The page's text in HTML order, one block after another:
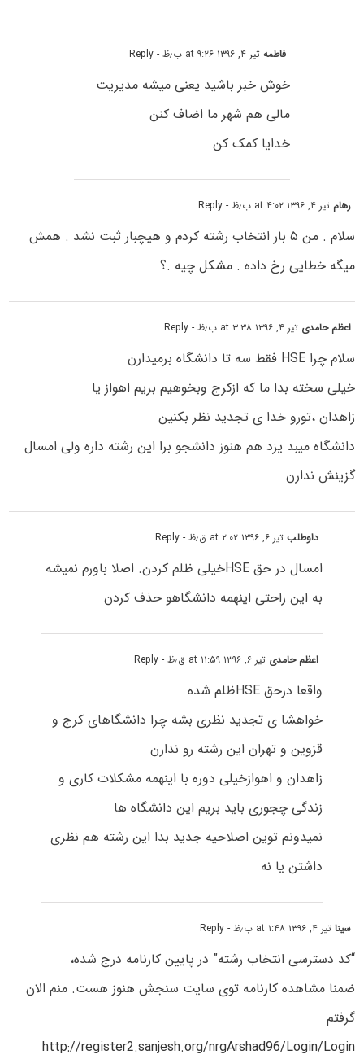
فاطمهتیر ۴, ۱۳۹۶ at ۹:۲۶ ب٫ظ - Reply
خوش خبر باشید یعنی میشه مدیریت
مالی هم شهر ما اضاف کنن
خدایا کمک کن
رهام تیر ۴, ۱۳۹۶ at ۴:۰۲ ب٫ظ - Reply
سلام . من ۵ بار انتخاب رشته کردم و هیچبار ثبت نشد . همش
میگه خطایی رخ داده . مشکل چیه .؟
اعظم حامدی تیر ۴, ۱۳۹۶ at ۳:۳۸ ب٫ظ - Reply
سلام چرا HSE فقط سه تا دانشگاه برمیدارن
خیلی سخته بدا ما که ازکرج وبخوهیم بریم اهواز یا
زاهدان ،تورو خدا ی تجدید نظر بکنین
دانشگاه میبد یزد هم هنوز دانشجو برا این رشته داره ولی امسال
گزینش ندارن
داوطلبتیر ۶, ۱۳۹۶ at ۲:۰۲ ق٫ظ - Reply
امسال در حق HSEخیلی ظلم کردن. اصلا باورم نمیشه
به این راحتی اینهمه دانشگاهو حذف کردن
اعظم حامدی تیر ۶, ۱۳۹۶ at ۱۱:۵۹ ق٫ظ - Reply
واقعا درحق HSEظلم شده
خواهشا ی تجدید نظری بشه چرا دانشگاهای کرج و
قزوین و تهران این رشته رو ندارن
زاهدان و اهوازخیلی دوره با اینهمه مشکلات کاری و
زندگی چجوری باید بریم این دانشگاه ها
نمیدونم توین اصلاحیه جدید بدا این رشته هم نظری
داشتن یا نه
سیناتیر ۴, ۱۳۹۶ at ۱:۴۸ ب٫ظ - Reply
“کد دسترسی انتخاب رشته” در پایین کارنامه درج شده،
ضمنا مشاهده کارنامه توی سایت سنجش هنوز هست. منم الان
گرفتم
http://register2.sanjesh.org/nrgArshad96/Login/Login